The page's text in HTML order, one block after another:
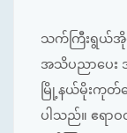
သက်ကြီးရွယ်အိုမ
အသိပညာပေး
မြို့နယ်မိုးကုတ်က
ပါသည်။ ဧရာ